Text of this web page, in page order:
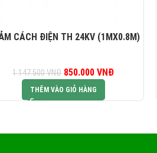
CÁCH ĐIỆN TH 24KV (1MX0.8M)
1.147.500VNĐ
Giá gốc là:
1.147.500 VNĐ.
850.000VNĐ
THÊM VÀO GIỎ HÀNG